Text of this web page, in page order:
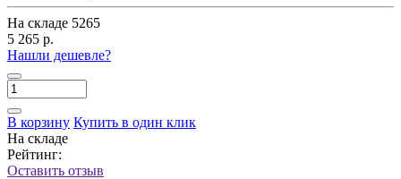
На складе 5265
5 265 р.
Нашли дешевле?
В корзину Купить в один клик
На складе
Рейтинг:
Оставить отзыв